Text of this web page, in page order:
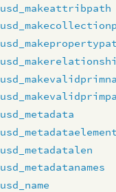
usd_makeattribpath
usd_metadata
usd_metadataelement
usd_metadatalen
usd_metadatanames
usd_name